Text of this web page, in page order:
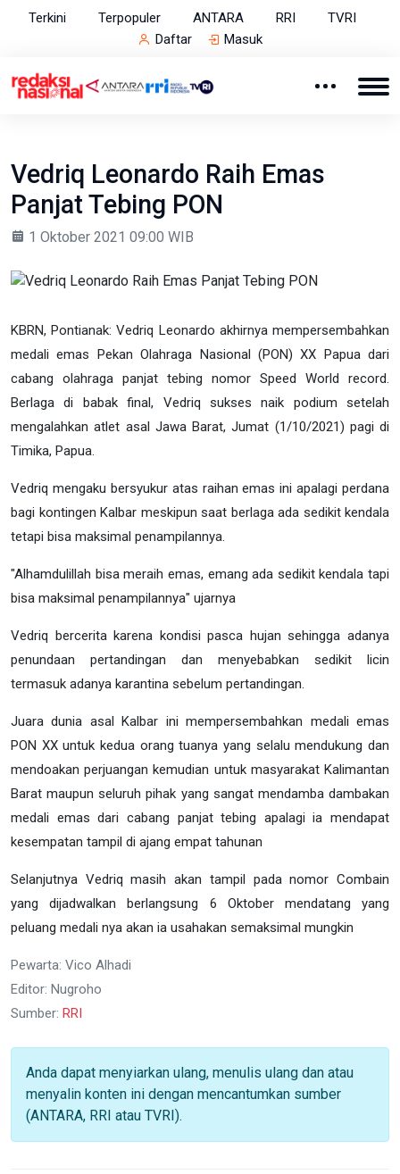
Terkini Terpopuler ANTARA RRI
TVRI
Daftar
Masuk
Vedriq Leonardo Raih Emas
Panjat Tebing PON
1 Oktober 2021 09:00 WIB
KBRN, Pontianak: Vedriq Leonardo akhirnya mempersembahkan
medali emas Pekan Olahraga Nasional (PON) XX Papua dari
cabang olahraga panjat tebing nomor Speed World record.
Berlaga di babak final, Vedriq sukses naik podium setelah
mengalahkan atlet asal Jawa Barat, Jumat (1/10/2021) pagi di
Timika, Papua.
Vedriq mengaku bersyukur atas raihan emas ini apalagi perdana
bagi kontingen Kalbar meskipun saat berlaga ada sedikit kendala
tetapi bisa maksimal penampilannya.
"Alhamdulillah bisa meraih emas, emang ada sedikit kendala tapi
bisa maksimal penampilannya" ujarnya
Vedriq bercerita karena kondisi pasca hujan sehingga adanya
penundaan pertandingan dan menyebabkan sedikit licin
termasuk adanya karantina sebelum pertandingan.
Juara dunia asal Kalbar ini mempersembahkan medali emas
PON XX untuk kedua orang tuanya yang selalu mendukung dan
mendoakan perjuangan kemudian untuk masyarakat Kalimantan
Barat maupun seluruh pihak yang sangat mendamba dambakan
medali emas dari cabang panjat tebing apalagi ia mendapat
kesempatan tampil di ajang empat tahunan
Selanjutnya Vedriq masih akan tampil pada nomor Combain
yang dijadwalkan berlangsung 6 Oktober mendatang yang
peluang medali nya akan ia usahakan semaksimal mungkin
Pewarta: Vico Alhadi
Editor: Nugroho
Sumber: RRI
Anda dapat menyiarkan ulang, menulis ulang dan atau
menyalin konten ini dengan mencantumkan sumber
(ANTARA, RRI atau TVRI).